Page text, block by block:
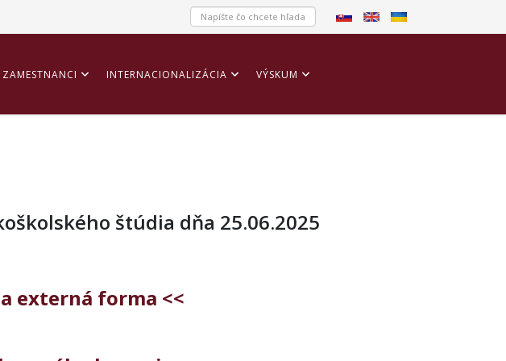
ZAMESTNANCI INTERNACIONALIZÁCIA VÝSKUM
štúdia dňa 25.06.2025
externá forma <<